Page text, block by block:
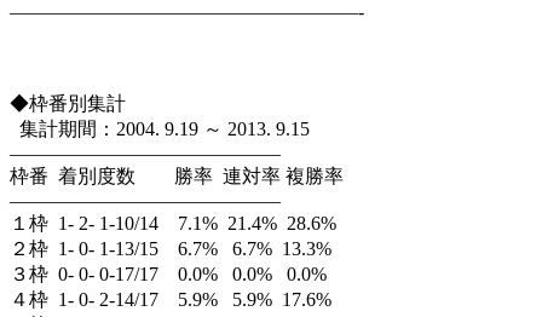
——————————————————-
◆枠番別集計
集計期間：2004. 9.19 ～ 2013. 9.15
——————————————
枠番 着別度数 勝率 連対率 複勝率
——————————————
１枠 1- 2- 1-10/14 7.1% 21.4% 28.6%
２枠 1- 0- 1-13/15 6.7% 6.7% 13.3%
３枠 0- 0- 0-17/17 0.0% 0.0% 0.0%
４枠 1- 0- 2-14/17 5.9% 5.9% 17.6%